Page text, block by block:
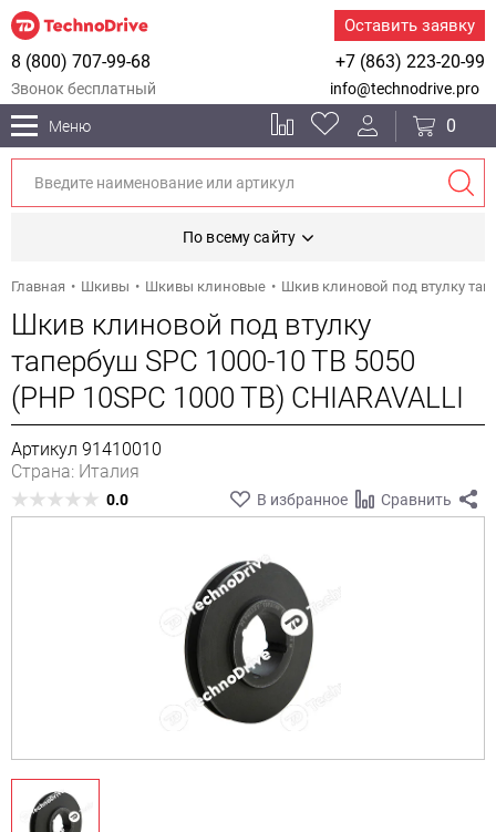
Оставить заявку
+7 (863) 223-20-99
8 (800) 707-99-68
Звонок бесплатный info@technodrive.pro
Меню 0
По всему сайту
Главная Шкивы Шкивы клиновые Шкив клиновой под втулку
Шкив клиновой под втулку
тапербуш SPC 1000-10 TB 5050
(PHP 10SPC 1000 TB) CHIARAVALLI
Артикул 91410010
Страна: Италия
0.0 В избранное Сравнить